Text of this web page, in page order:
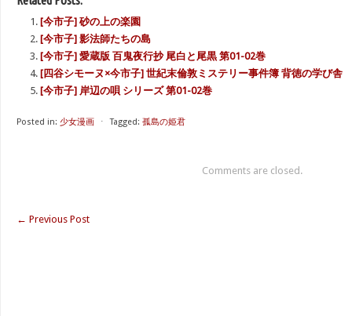
[今市子] 砂の上の楽園
[今市子] 影法師たちの島
[今市子] 愛蔵版 百鬼夜行抄 尾白と尾黒 第01-02巻
[四谷シモーヌ×今市子] 世紀末倫敦ミステリー事件簿 背徳の学び舎
[今市子] 岸辺の唄 シリーズ 第01-02巻
Posted in: 少女漫画 ⋅ Tagged: 孤島の姫君
Comments are closed.
← Previous Post